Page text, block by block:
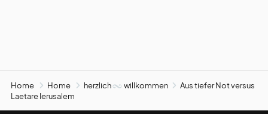
Home Home herzlich willkommen
Aus tiefer Not versus
Laetare Ierusalem